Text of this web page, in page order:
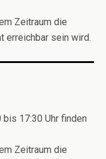
Zeitraum die
erreichbar sein wird.
17:30 Uhr finden
Zeitraum die